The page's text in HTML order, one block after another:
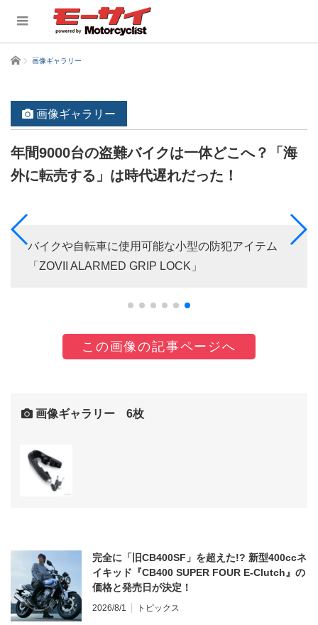
ホーム 画像ギャラリー
画像ギャラリー
年間9000台の盗難バイクは一体どこへ？「海
外に転売する」は時代遅れだった！
バイクや自転車に使用可能な小型の防犯アイテム
「ZOVII ALARMED GRIP LOCK」
この画像の記事ページへ
画像ギャラリー 6枚
完全に「旧CB400SF」を超えた!? 新型400ccネ
イキッド『CB400 SUPER FOUR E-Clutch』の
価格と発売日が決定！
2026/8/1 トピックス